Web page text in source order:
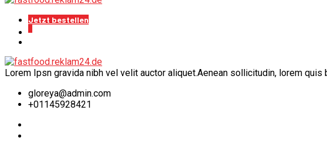
Jetzt bestellen
Lorem Ipsn gravida nibh vel velit auctor aliquet.Aenean sollicitudin, lorem
gloreya@admin.com
+01145928421